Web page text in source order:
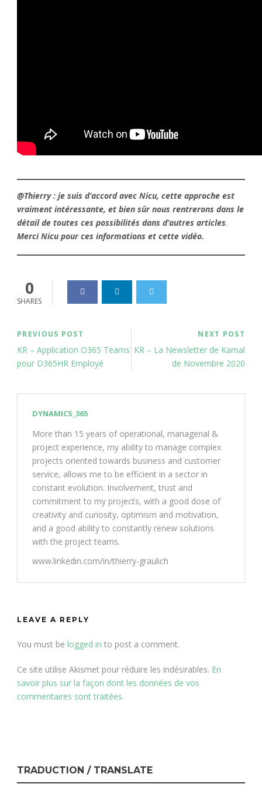
@Thierry : je suis d’accord avec Nicu, cette approche est
vraiment intéressante, et bien sûr nous rentrerons dans le
détail de toutes ces possibilités dans d’autres articles.
Merci Nicu pour ces informations et cette vidéo.
0
SHARES
PREVIOUS POST
KR – Application O365 Teams
pour D365HR Employé
NEXT POST
KR – La Newsletter de Kamal
de Novembre 2020
DYNAMICS_365
More than 15 years of operational, managerial &
project experience, my ability to manage complex
projects oriented towards business and customer
service, allows me to be efficient in a sector in
constant evolution. Involvement, trust and
commitment to my projects, with a good dose of
creativity and curiosity, optimism and motivation,
and a good ability to constantly renew solutions
with the project teams.
www.linkedin.com/in/thierry-graulich
LEAVE A REPLY
You must be logged in to post a comment.
Ce site utilise Akismet pour réduire les indésirables. En
savoir plus sur la façon dont les données de vos
commentaires sont traitées.
TRADUCTION / TRANSLATE